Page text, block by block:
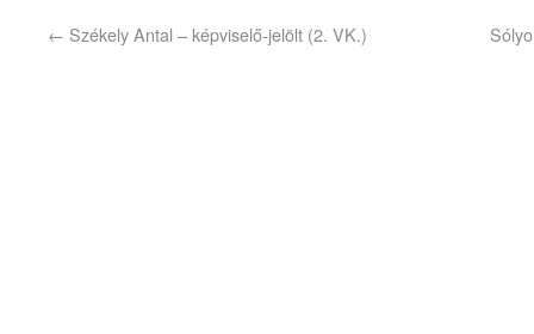
← Székely Antal – képviselő-jelölt (2. VK.)